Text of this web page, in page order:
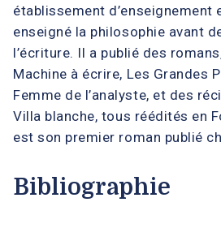
établissement d’enseignement
enseigné la philosophie avant
l’écriture. Il a publié des
Machine à écrire, Les Grandes
Femme de l’analyste, et des
Villa blanche, tous réédités en
est son premier roman publié
Bibliographie